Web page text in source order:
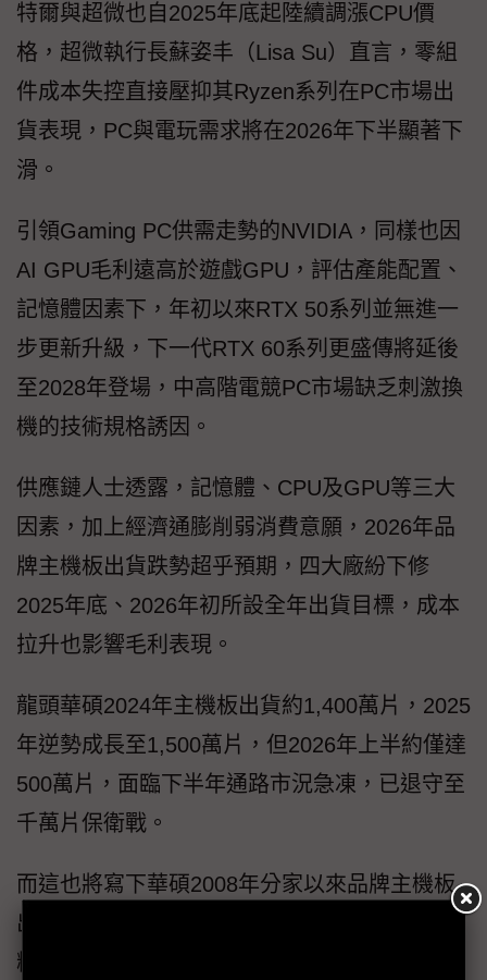
特爾與超微也自2025年底起陸續調漲CPU價
格，超微執行長蘇姿丰（Lisa Su）直言，零組
件成本失控直接壓抑其Ryzen系列在PC市場出
貨表現，PC與電玩需求將在2026年下半顯著下
滑。
引領Gaming PC供需走勢的NVIDIA，同樣也因
AI GPU毛利遠高於遊戲GPU，評估產能配置、
記憶體因素下，年初以來RTX 50系列並無進一
步更新升級，下一代RTX 60系列更盛傳將延後
至2028年登場，中高階電競PC市場缺乏刺激換
機的技術規格誘因。
供應鏈人士透露，記憶體、CPU及GPU等三大
因素，加上經濟通膨削弱消費意願，2026年品
牌主機板出貨跌勢超乎預期，四大廠紛下修
2025年底、2026年初所設全年出貨目標，成本
拉升也影響毛利表現。
龍頭華碩2024年主機板出貨約1,400萬片，2025
年逆勢成長至1,500萬片，但2026年上半約僅達
500萬片，面臨下半年通路市況急凍，已退守至
千萬片保衛戰。
而這也將寫下華碩2008年分家以來品牌主機板
出貨低點，情勢比金融海嘯、疫情首年還糟
糕。